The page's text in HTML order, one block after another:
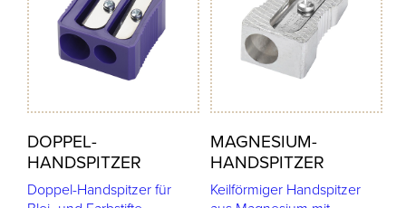
DOPPEL-
HANDSPITZER
Doppel-Handspitzer für
MAGNESIUM-
HANDSPITZER
Keilförmiger Handspitzer